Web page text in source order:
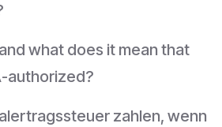
what does it mean that
authorized?
zahlen, wenn